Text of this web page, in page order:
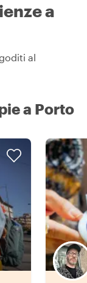
a
al
a Porto